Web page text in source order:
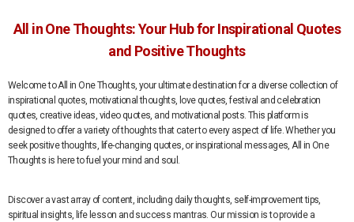
All in One Thoughts: Your Hub for Inspirational Quotes
and Positive Thoughts
Welcome to All in One Thoughts, your ultimate destination for a diverse collection of
inspirational quotes, motivational thoughts, love quotes, festival and celebration
quotes, creative ideas, video quotes, and motivational posts. This platform is
designed to offer a variety of thoughts that cater to every aspect of life. Whether you
seek positive thoughts, life-changing quotes, or inspirational messages, All in One
Thoughts is here to fuel your mind and soul.
Discover a vast array of content, including daily thoughts, self-improvement tips,
spiritual insights, life lesson and success mantras. Our mission is to provide a